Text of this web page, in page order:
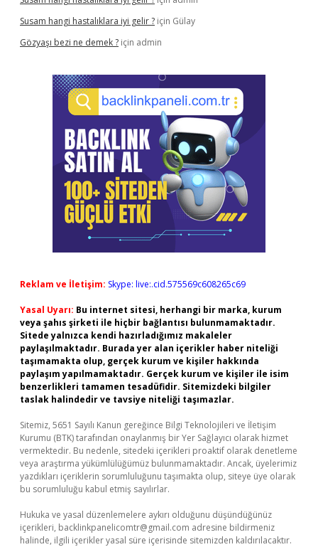
Susam hangi hastalıklara iyi gelir ? için Gülay
Gözyaşı bezi ne demek ? için admin
Reklam ve İletişim: Skype: live:.cid.575569c608265c69
Yasal Uyarı: Bu internet sitesi, herhangi bir marka, kurum
veya şahıs şirketi ile hiçbir bağlantısı bulunmamaktadır.
Sitede yalnızca kendi hazırladığımız makaleler
paylaşılmaktadır. Burada yer alan içerikler haber niteliği
taşımamakta olup, gerçek kurum ve kişiler hakkında
paylaşım yapılmamaktadır. Gerçek kurum ve kişiler ile isim
benzerlikleri tamamen tesadüfidir. Sitemizdeki bilgiler
taslak halindedir ve tavsiye niteliği taşımazlar.
Sitemiz, 5651 Sayılı Kanun gereğince Bilgi Teknolojileri ve İletişim
Kurumu (BTK) tarafından onaylanmış bir Yer Sağlayıcı olarak hizmet
vermektedir. Bu nedenle, sitedeki içerikleri proaktif olarak denetleme
veya araştırma yükümlülüğümüz bulunmamaktadır. Ancak, üyelerimiz
yazdıkları içeriklerin sorumluluğunu taşımakta olup, siteye üye olarak
bu sorumluluğu kabul etmiş sayılırlar.
Hukuka ve yasal düzenlemelere aykırı olduğunu düşündüğünüz
içerikleri, backlinkpanelicomtr@gmail.com adresine bildirmeniz
halinde, ilgili içerikler yasal süre içerisinde sitemizden kaldırılacaktır.